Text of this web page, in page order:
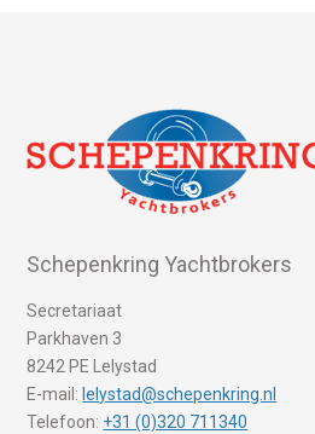
Schepenkring Yachtbrokers
Secretariaat
Parkhaven 3
8242 PE Lelystad
E-mail: lelystad@schepenkring.nl
Telefoon: +31 (0)320 711340